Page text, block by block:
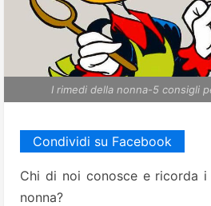
I rimedi della nonna-5 consigli
Condividi su Facebook
Chi di noi conosce e ricorda
nonna?